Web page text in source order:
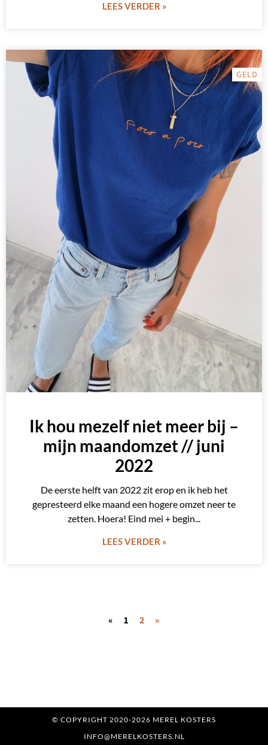
LEES VERDER »
GELD
Ik hou mezelf niet meer bij –
mijn maandomzet // juni
2022
De eerste helft van 2022 zit erop en ik heb het
gepresteerd elke maand een hogere omzet neer te
zetten. Hoera! Eind mei + begin
LEES VERDER »
« 1 2 »
© COPYRIGHT 2020-2026 MEREL KOSTERS
INFO@MERELKOSTERS.NL